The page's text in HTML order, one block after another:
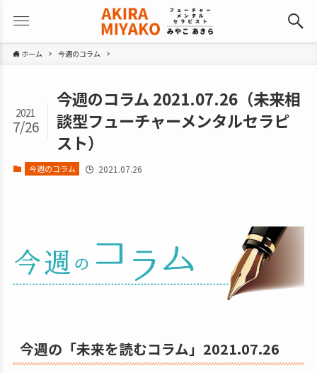
ホーム 今週のコラム
今週のコラム 2021.07.26（未来相
談型フューチャーメンタルセラピ
スト）
2021
7/26
今週のコラム 2021.07.26
今週の「未来を読むコラム」2021.07.26